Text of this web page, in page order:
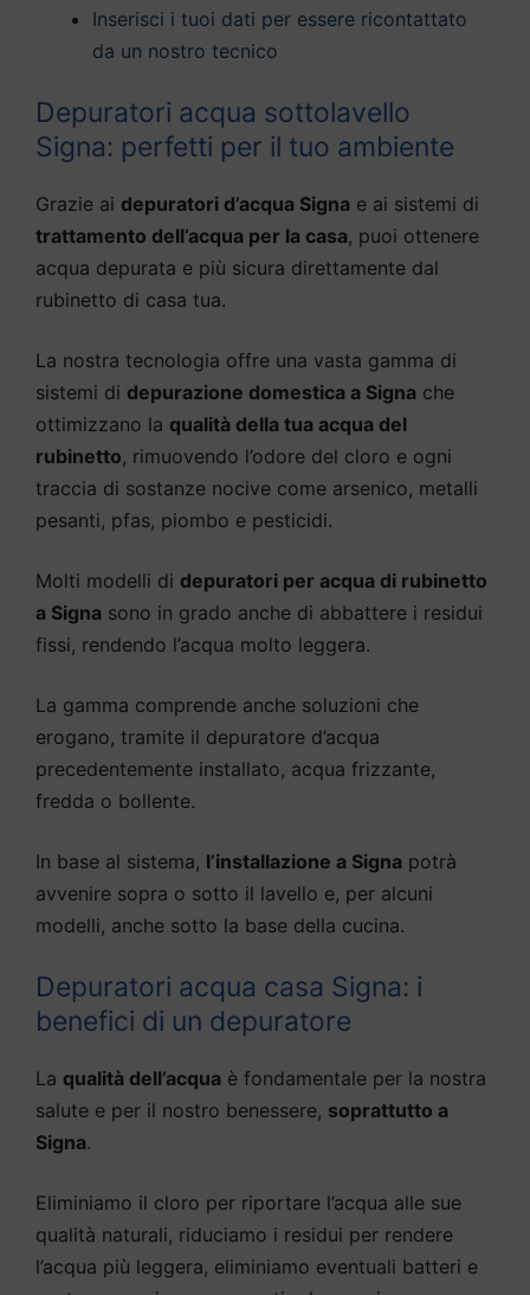
Inserisci i tuoi dati per essere ricontattato
da un nostro tecnico
Depuratori acqua sottolavello
Signa: perfetti per il tuo ambiente
Grazie ai depuratori d’acqua Signa e ai sistemi di
trattamento dell’acqua per la casa, puoi ottenere
acqua depurata e più sicura direttamente dal
rubinetto di casa tua.
La nostra tecnologia offre una vasta gamma di
sistemi di depurazione domestica a Signa che
ottimizzano la qualità della tua acqua del
rubinetto, rimuovendo l’odore del cloro e ogni
traccia di sostanze nocive come arsenico, metalli
pesanti, pfas, piombo e pesticidi.
Molti modelli di depuratori per acqua di rubinetto
a Signa sono in grado anche di abbattere i residui
fissi, rendendo l’acqua molto leggera.
La gamma comprende anche soluzioni che
erogano, tramite il depuratore d’acqua
precedentemente installato, acqua frizzante,
fredda o bollente.
In base al sistema, l’installazione a Signa potrà
avvenire sopra o sotto il lavello e, per alcuni
modelli, anche sotto la base della cucina.
Depuratori acqua casa Signa: i
benefici di un depuratore
La qualità dell’acqua è fondamentale per la nostra
salute e per il nostro benessere, soprattutto a
Signa.
Eliminiamo il cloro per riportare l’acqua alle sue
qualità naturali, riduciamo i residui per rendere
l’acqua più leggera, eliminiamo eventuali batteri e